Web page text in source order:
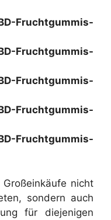
Fruchtgummis-
Fruchtgummis-
Fruchtgummis-
Fruchtgummis-
Fruchtgummis-
nicht
sondern auch
für diejenigen